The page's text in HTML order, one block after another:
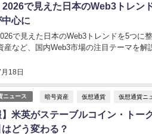
で見えた日本のWeb3トレン
心に
18日
で見えた日本のWeb3トレンドを5つに
産など、国内Web3市場の注目テーマを解
ニュース 暗号資産 仮想通貨 仮想通貨ニ
】米英がステーブルコイン・ト
どう変わる？